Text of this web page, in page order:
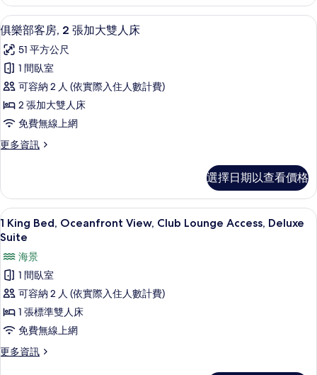
準
雙
人
床
的
所
有
相
客
房,
張
標
雙
人
床
的
詳
顯
示
俱
樂
部
客
房,
2
加
大
雙
人
床
的
所
有
相
片
高級寢具、迷你吧、客房內保險箱、書
6
俱樂部客房, 2 張加大雙人床
51 平方公尺
1 間臥室
可容納 2 人 (依實際入住人數計費)
2 張加大雙人床
免費無線上網
更多資訊
更
部
客
房,
2
加
大
雙
人
床
詳
情
選擇日期以查看價格
顯
示
1
King
Bed,
Oceanfront
View,
Club
Lounge
高級寢具、迷你吧、客房內保險箱、書
7
1 King Bed, Oceanfront View, Club Lounge Access, Deluxe
Suite
海景
1 間臥室
可容納 2 人 (依實際入住人數計費)
1 張標準雙人床
免費無線上網
更多資訊
更